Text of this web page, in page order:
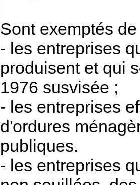
Sont exemptés
- les entreprises
produisent et qui
1976 susvisée ;
- les entreprises
d'ordures
publiques.
- les entreprises